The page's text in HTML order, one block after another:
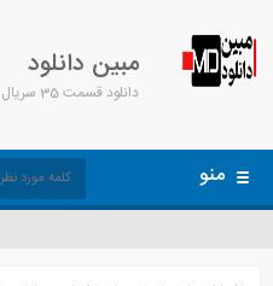
مبین دانلود
منو